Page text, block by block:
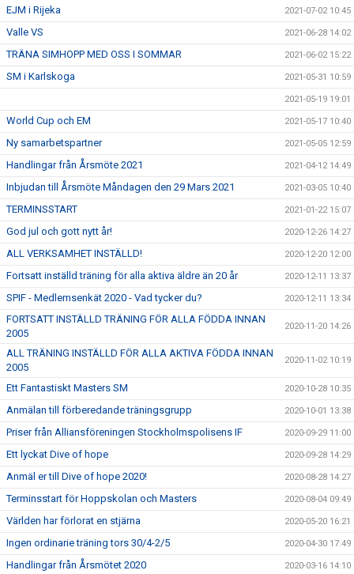
EJM i Rijeka 2021-07-02 10:45
Valle VS 2021-06-28 14:02
TRÄNA SIMHOPP MED OSS I SOMMAR 2021-06-02 15:22
SM i Karlskoga 2021-05-31 10:59
2021-05-19 19:01
World Cup och EM 2021-05-17 10:40
Ny samarbetspartner 2021-05-05 12:59
Handlingar från Årsmöte 2021 2021-04-12 14:49
Inbjudan till Årsmöte Måndagen den 29 Mars 2021 2021-03-05 10:40
TERMINSSTART 2021-01-22 15:07
God jul och gott nytt år! 2020-12-26 14:27
ALL VERKSAMHET INSTÄLLD! 2020-12-20 12:00
Fortsatt inställd träning för alla aktiva äldre än 20 år 2020-12-11 13:37
SPIF - Medlemsenkät 2020 - Vad tycker du? 2020-12-11 13:34
FORTSATT INSTÄLLD TRÄNING FÖR ALLA FÖDDA INNAN
2005
2020-11-20 14:26
ALL TRÄNING INSTÄLLD FÖR ALLA AKTIVA FÖDDA INNAN
2005
2020-11-02 10:19
Ett Fantastiskt Masters SM 2020-10-28 10:35
Anmälan till förberedande träningsgrupp 2020-10-01 13:38
Priser från Alliansföreningen Stockholmspolisens IF 2020-09-29 11:00
Ett lyckat Dive of hope 2020-09-28 14:29
Anmäl er till Dive of hope 2020! 2020-08-28 14:27
Terminsstart för Hoppskolan och Masters 2020-08-04 09:49
Världen har förlorat en stjärna 2020-05-20 16:21
Ingen ordinarie träning tors 30/4-2/5 2020-04-30 17:49
Handlingar från Årsmötet 2020 2020-03-16 14:10